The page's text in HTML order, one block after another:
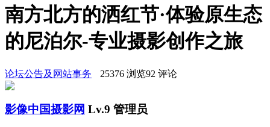
南方北方的洒红节·体验原生态
的尼泊尔-专业摄影创作之旅
论坛公告及网站事务 25376 浏览92 评论
影像中国摄影网 Lv.9 管理员